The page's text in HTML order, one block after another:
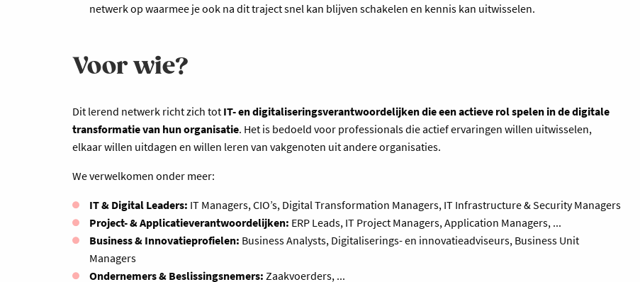
netwerk op waarmee je ook na dit traject snel kan blijven schakelen en kennis kan uitwisselen.
Voor wie?
Dit lerend netwerk richt zich tot IT- en digitaliseringsverantwoordelijken die een actieve rol spelen in de digitale
transformatie van hun organisatie. Het is bedoeld voor professionals die actief ervaringen willen uitwisselen,
elkaar willen uitdagen en willen leren van vakgenoten uit andere organisaties.
We verwelkomen onder meer:
IT & Digital Leaders: IT Managers, CIO’s, Digital Transformation Managers, IT Infrastructure & Security Managers
Project- & Applicatieverantwoordelijken: ERP Leads, IT Project Managers, Application Managers, ...
Business & Innovatieprofielen: Business Analysts, Digitaliserings- en innovatieadviseurs, Business Unit
Managers
Ondernemers & Beslissingsnemers: Zaakvoerders, ...